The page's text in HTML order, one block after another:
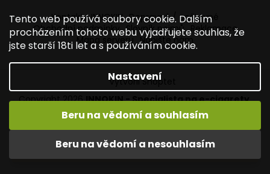
Tento web používá soubory cookie. Dalším
procházením tohoto webu vyjadřujete souhlas, že
jste starší 18ti let a s používáním cookie.
Nastavení
Beru na vědomí a nesouhlasím
Beru na vědomí a souhlasím
Vítejte ve světě INNOKIN. Nabízíme Vám to nejlepší ze světa
vapingu. DORUČENÍ ZDARMA nad 1000,- kč / 50 EURO!
HLEDAT
D
u
Kontakty INNOKIN Dopravné / poštovné
Obchodní podmínky Slovník pojmů Reklamace
Mapa serveru
Napište nám
Vytvořil Shoptet
Copyright 2026INNOKIN - Specialista na e-cigarety.
Všechna práva vyhrazena.Upravit nastavení cookies